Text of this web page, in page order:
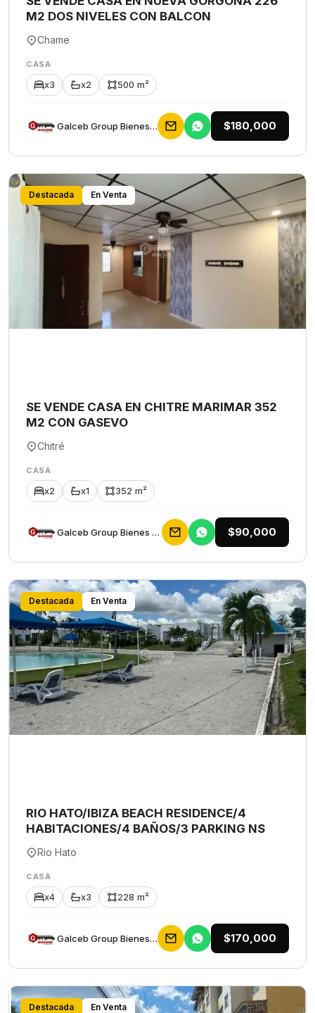
M2 DOS NIVELES CON BALCON
Chame
CASA
x3 x2 500 m²
Galceb Group Bienes Raices $180,000
Destacada En Venta
SE VENDE CASA EN CHITRE MARIMAR 352
M2 CON GASEVO
Chitré
CASA
x2 x1 352 m²
Galceb Group Bienes Raices $90,000
Destacada En Venta
RIO HATO/IBIZA BEACH RESIDENCE/4
HABITACIONES/4 BAÑOS/3 PARKING NS
Rio Hato
CASA
x4 x3 228 m²
Galceb Group Bienes Raices $170,000
Destacada En Venta